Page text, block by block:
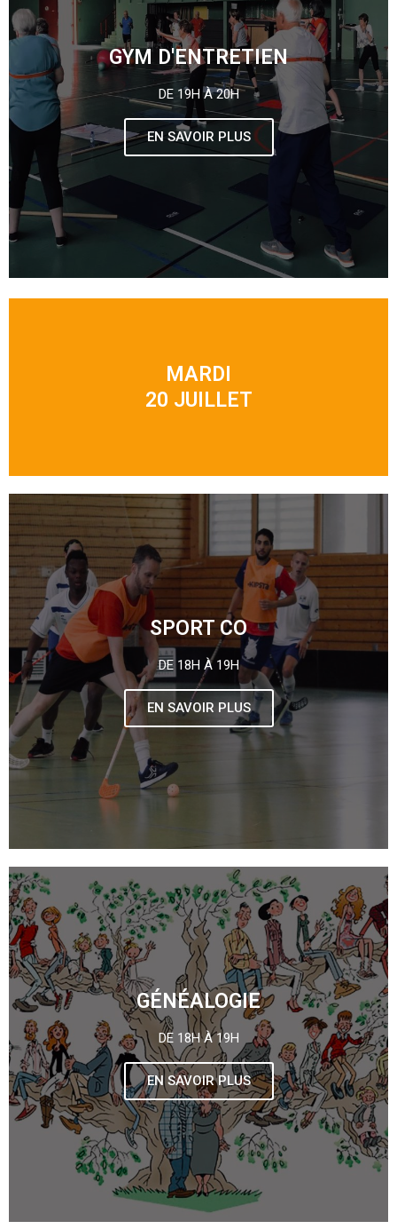
GYM D'ENTRETIEN
DE 19H À 20H
EN SAVOIR PLUS
MARDI
20 JUILLET
SPORT CO
DE 18H À 19H
EN SAVOIR PLUS
GÉNÉALOGIE
DE 18H À 19H
EN SAVOIR PLUS